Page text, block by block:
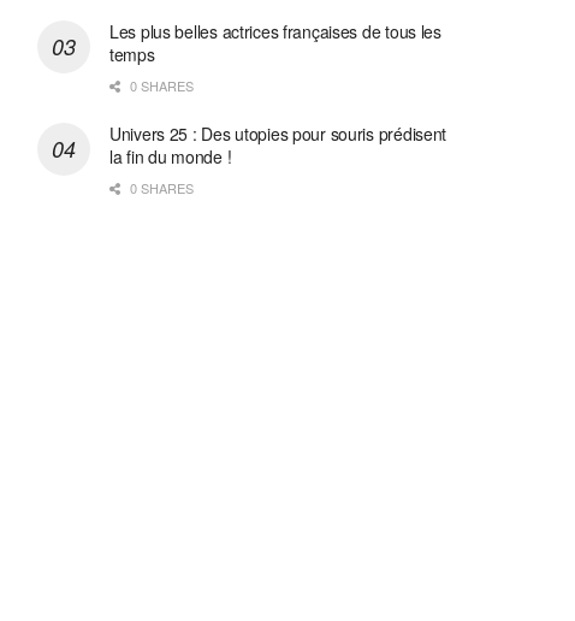
Les plus belles actrices françaises de tous les
temps
0 SHARES
Univers 25 : Des utopies pour souris prédisent
la fin du monde !
0 SHARES